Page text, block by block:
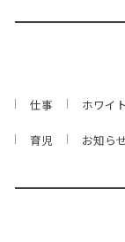
仕事 ホワイ
育児 お知ら